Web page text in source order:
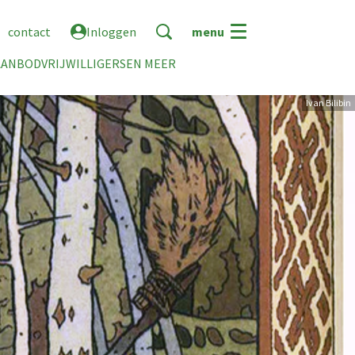
contact
Inloggen
VRIJWILLIGERSEN MEER
menu
Ivan Bilibin